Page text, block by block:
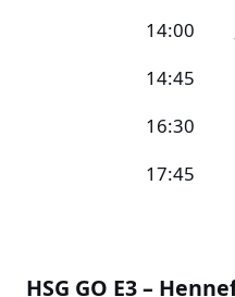
14:00
14:45
16:30
17:45
HSG GO E3 –